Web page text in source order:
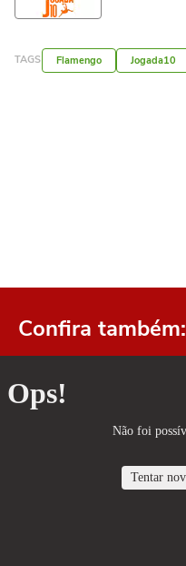
TAGS Flamengo Jogada10
Confira também: